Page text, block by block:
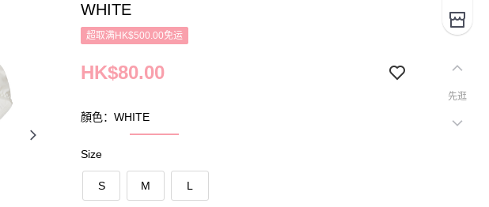
WHITE
超取满HK$500.00免运
HK$80.00
顏色：WHITE
Size
S M L
先逛